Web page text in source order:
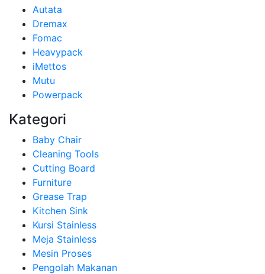
Autata
Dremax
Fomac
Heavypack
iMettos
Mutu
Powerpack
Kategori
Baby Chair
Cleaning Tools
Cutting Board
Furniture
Grease Trap
Kitchen Sink
Kursi Stainless
Meja Stainless
Mesin Proses
Pengolah Makanan